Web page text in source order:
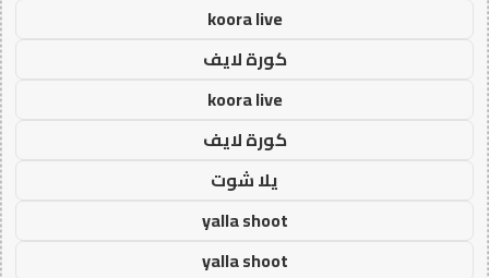
koora live
كورة لايف
koora live
كورة لايف
يلا شوت
yalla shoot
yalla shoot